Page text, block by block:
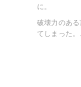
に。
破壊力のあ
てしまった。